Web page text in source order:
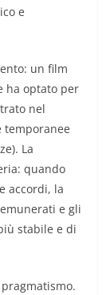
e
un film
ha optato per
nel
temporanee
La
quando
accordi, la
e gli
stabile e di